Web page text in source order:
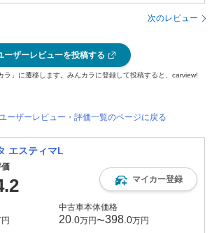
次のレビュー
ーザーレビューを投稿する
」に遷移します。みんカラに登録して投稿すると、carview!
ーザーレビュー・評価一覧のページに戻る
エスティマL
マイカー登録
中古車本体価格
20 .0万円〜398 .0万円